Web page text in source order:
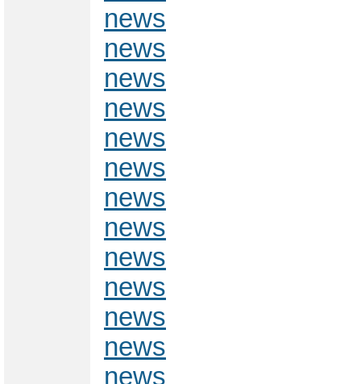
news
news
news
news
news
news
news
news
news
news
news
news
news